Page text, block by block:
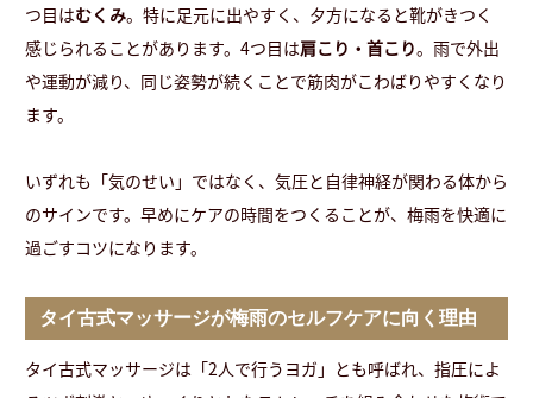
つ目はむくみ。特に足元に出やすく、夕方になると靴がきつく
感じられることがあります。4つ目は肩こり・首こり。雨で外出
や運動が減り、同じ姿勢が続くことで筋肉がこわばりやすくなり
ます。
いずれも「気のせい」ではなく、気圧と自律神経が関わる体から
のサインです。早めにケアの時間をつくることが、梅雨を快適に
過ごすコツになります。
タイ古式マッサージが梅雨のセルフケアに向く理由
タイ古式マッサージは「2人で行うヨガ」とも呼ばれ、指圧によ